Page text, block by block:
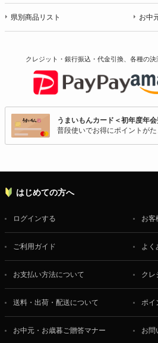
県別商品リスト お中
クレジット・銀行振込・代金引換、各種の決
うまいもんカード＜初年度年会
普段使いでお得にポイントがた
はじめての方へ
ログインする お客
ご利用ガイド よく
お支払い方法について クレ
送料・出荷・配送について ポイ
お中元・お歳暮ご贈答マナー お問